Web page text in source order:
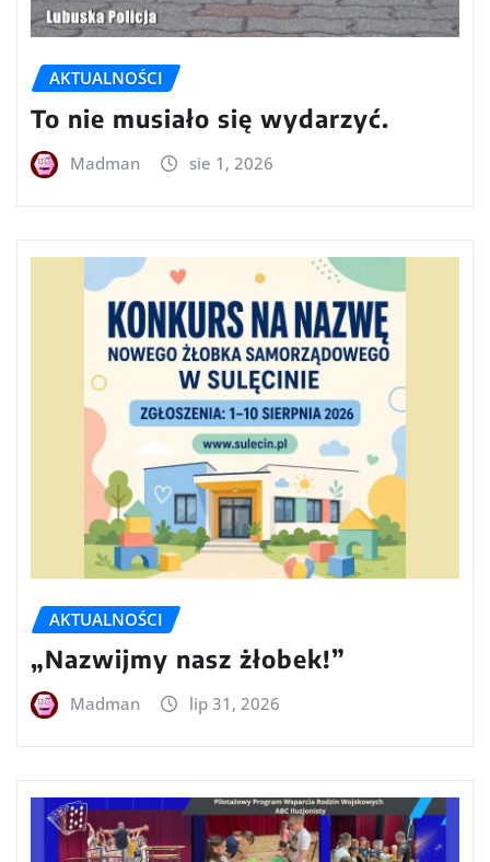
AKTUALNOŚCI
To nie musiało się wydarzyć.
Madman sie 1, 2026
AKTUALNOŚCI
„Nazwijmy nasz żłobek!”
Madman lip 31, 2026